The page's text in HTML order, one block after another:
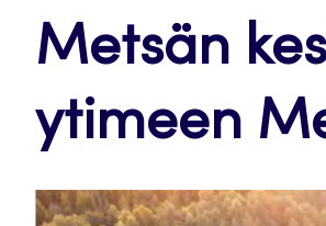
Metsän
ytimeen